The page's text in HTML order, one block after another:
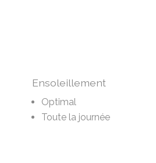
Ensoleillement
Optimal
Toute la journée